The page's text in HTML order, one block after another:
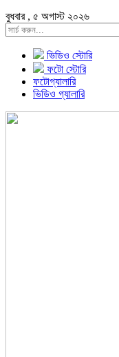
বুধবার , ৫ অগাস্ট ২০২৬
ভিডিও স্টোরি
ফটো স্টোরি
ফটোগ্যালারি
ভিডিও গ্যালারি